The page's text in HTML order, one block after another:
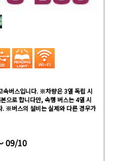
속버스입니다. ※차량은 3열 독립 시
으로 합니다만, 속행 버스는 4열 시
. ※버스의 설비는 실제와 다른 경우가
09/10